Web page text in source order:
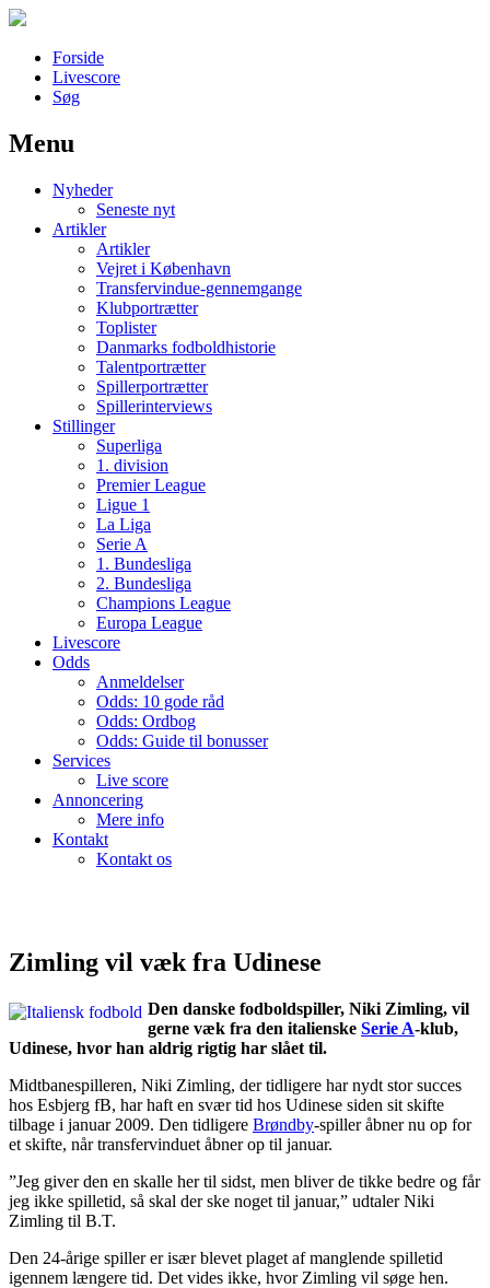
Forside
Livescore
Søg
Наши партнеры
лучшие займы
Menu
Nyheder
Seneste nyt
Artikler
Artikler
Vejret i København
Transfervindue-gennemgange
Klubportrætter
Toplister
Danmarks fodboldhistorie
Talentportrætter
Spillerportrætter
Spillerinterviews
Stillinger
Superliga
1. division
Premier League
Ligue 1
La Liga
Serie A
1. Bundesliga
2. Bundesliga
Champions League
Europa League
Livescore
Odds
Anmeldelser
Odds: 10 gode råd
Odds: Ordbog
Odds: Guide til bonusser
Services
Live score
Annoncering
Mere info
Kontakt
Kontakt os
Zimling vil væk fra Udinese
Den danske fodboldspiller, Niki Zimling, vil
gerne væk fra den italienske Serie A-klub,
Udinese, hvor han aldrig rigtig har slået til.
Midtbanespilleren, Niki Zimling, der tidligere har nydt stor succes
hos Esbjerg fB, har haft en svær tid hos Udinese siden sit skifte
tilbage i januar 2009. Den tidligere Brøndby-spiller åbner nu op for
et skifte, når transfervinduet åbner op til januar.
”Jeg giver den en skalle her til sidst, men bliver de tikke bedre og får
jeg ikke spilletid, så skal der ske noget til januar,” udtaler Niki
Zimling til B.T.
Den 24-årige spiller er især blevet plaget af manglende spilletid
igennem længere tid. Det vides ikke, hvor Zimling vil søge hen.